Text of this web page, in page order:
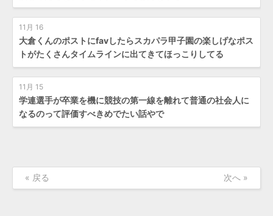
11月 16
大倉くんのポストにfavしたらスカパラ甲子園の楽しげなポス
トがたくさんタイムラインに出てきてほっこりしてる
11月 15
学連選手が卒業を機に競技の第一線を離れて普通の社会人に
なるのって評価すべきめでたい話やで
« 戻る 次へ »